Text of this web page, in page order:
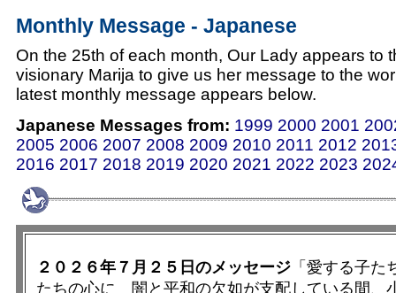
Monthly Message - Japanese
On the 25th of each month, Our Lady appears to
visionary Marija to give us her message to the
latest monthly message appears below.
Japanese Messages from: 1999 2000 2001
2005 2006 2007 2008 2009 2010 2011 2012
2016 2017 2018 2019 2020 2021 2022 2023
２０２６年７月２５日のメッセージ 「愛する子た
たちの心に 闇と平和の欠如が支配している間、